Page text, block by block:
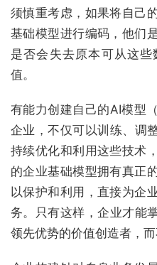
须慎重考虑，如果将自己
基础模型进行编码，他们
是否会失去原本可从这
值。
有能力创建自己的AI模型
企业，不仅可以训练、调
持续优化和利用这些技术
的企业基础模型拥有真正
以保护和利用，直接为企
务。只有这样，企业才能
领先优势的价值创造者，而